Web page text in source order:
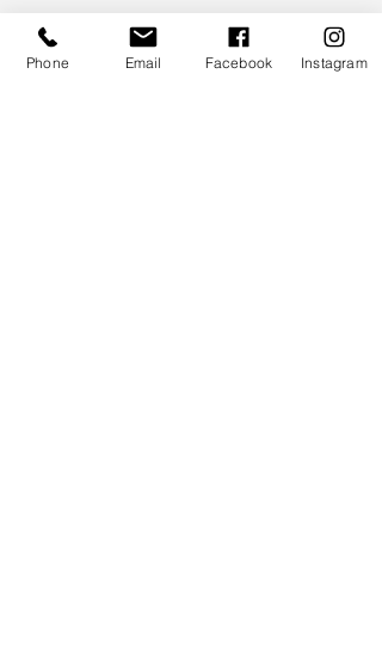
Phone Email Facebook Instagram